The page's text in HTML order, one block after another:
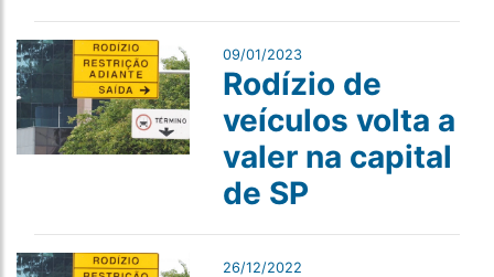
09/01/2023
Rodízio de
veículos volta a
valer na capital
de SP
26/12/2022